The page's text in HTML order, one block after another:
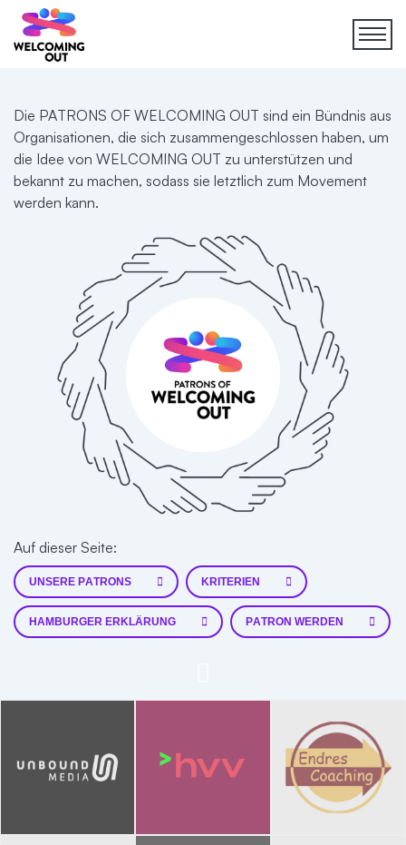
Die PATRONS OF WELCOMING OUT sind ein Bündnis aus
Organisationen, die sich zusammengeschlossen haben, um
die Idee von WELCOMING OUT zu unterstützen und
bekannt zu machen, sodass sie letztlich zum Movement
werden kann.
Auf dieser Seite:
UNSERE PATRONS KRITERIEN
HAMBURGER ERKLÄRUNG PATRON WERDEN